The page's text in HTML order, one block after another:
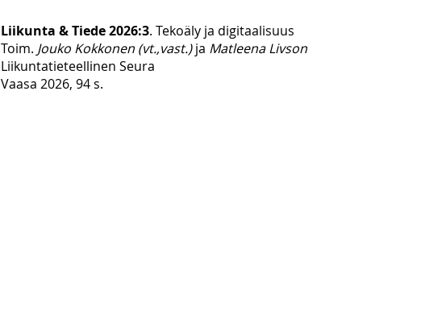
Liikunta & Tiede 2026:3. Tekoäly ja digitaalisuus
Toim. Jouko Kokkonen (vt.,vast.)ja Matleena Livson
Liikuntatieteellinen Seura
Vaasa 2026, 94 s.